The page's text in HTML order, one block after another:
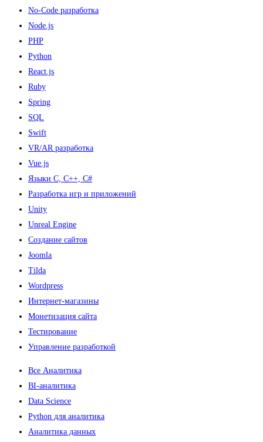
No-Code разработка
Node.js
PHP
Python
React.js
Ruby
Spring
SQL
Swift
VR/AR разработка
Vue.js
Языки С, С++, С#
Разработка игр и приложений
Unity
Unreal Engine
Создание сайтов
Joomla
Tilda
Wordpress
Интернет-магазины
Монетизация сайта
Тестирование
Управление разработкой
Все Аналитика
BI-аналитика
Data Science
Python для аналитика
Аналитика данных